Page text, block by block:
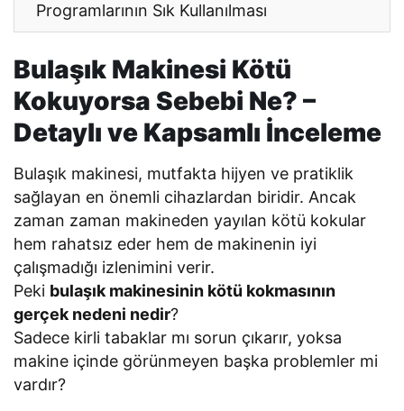
Programlarının Sık Kullanılması
Bulaşık Makinesi Kötü
Kokuyorsa Sebebi Ne? –
Detaylı ve Kapsamlı İnceleme
Bulaşık makinesi, mutfakta hijyen ve pratiklik
sağlayan en önemli cihazlardan biridir. Ancak
zaman zaman makineden yayılan kötü kokular
hem rahatsız eder hem de makinenin iyi
çalışmadığı izlenimini verir.
Peki bulaşık makinesinin kötü kokmasının
gerçek nedeni nedir?
Sadece kirli tabaklar mı sorun çıkarır, yoksa
makine içinde görünmeyen başka problemler mi
vardır?